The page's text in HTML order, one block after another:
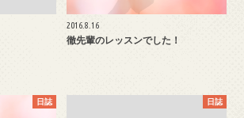
2016.8.16
徹先輩のレッスンでした！
日誌 日誌